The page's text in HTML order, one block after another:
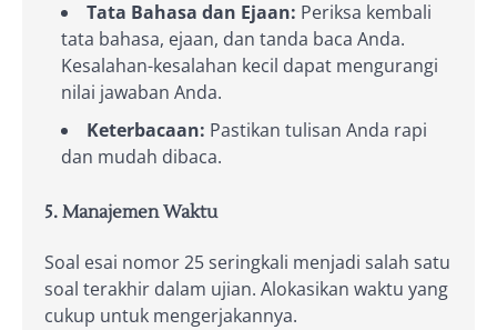
Tata Bahasa dan Ejaan: Periksa kembali
tata bahasa, ejaan, dan tanda baca Anda.
Kesalahan-kesalahan kecil dapat mengurangi
nilai jawaban Anda.
Keterbacaan: Pastikan tulisan Anda rapi
dan mudah dibaca.
5. Manajemen Waktu
Soal esai nomor 25 seringkali menjadi salah satu
soal terakhir dalam ujian. Alokasikan waktu yang
cukup untuk mengerjakannya.